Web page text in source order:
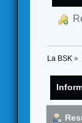
La BSK »